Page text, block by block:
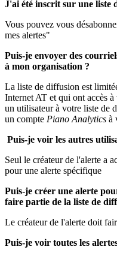
J'ai été inscrit sur une liste
Vous pouvez vous
mes alertes"
Puis-je envoyer des
à mon organisation ?
La liste de diffusion est
Internet AT et qui ont accès
un utilisateur à votre liste de
un compte Piano Analytics à
Puis-je voir les autres
Seul le créateur de l'alerte a
pour une alerte spécifique
Puis-je créer une alerte
faire partie de la liste de
Le créateur de l'alerte doit
Puis-je voir toutes les